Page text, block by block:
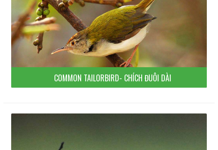
COMMON TAILORBIRD- CHÍCH ĐUÔI DÀI